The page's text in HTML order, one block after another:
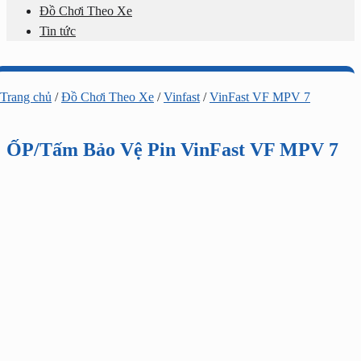
Đồ Chơi Theo Xe
Tin tức
Trang chủ / Đồ Chơi Theo Xe / Vinfast / VinFast VF MPV 7
ỐP/Tấm Bảo Vệ Pin VinFast VF MPV 7